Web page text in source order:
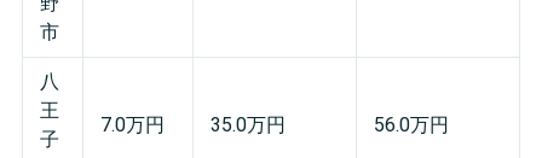
市
八
王
子
7.0万円 35.0万円 56.0万円